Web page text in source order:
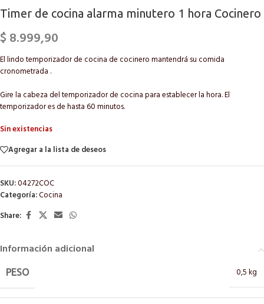
Timer de cocina alarma minutero 1 hora Cocinero
$ 8.999,90
El lindo temporizador de cocina de cocinero mantendrá su comida
cronometrada .
Gire la cabeza del temporizador de cocina para establecer la hora. El
temporizador es de hasta 60 minutos.
Sin existencias
Agregar a la lista de deseos
SKU:04272COC
Categoría:Cocina
Share:
Información adicional
PESO 0,5 kg